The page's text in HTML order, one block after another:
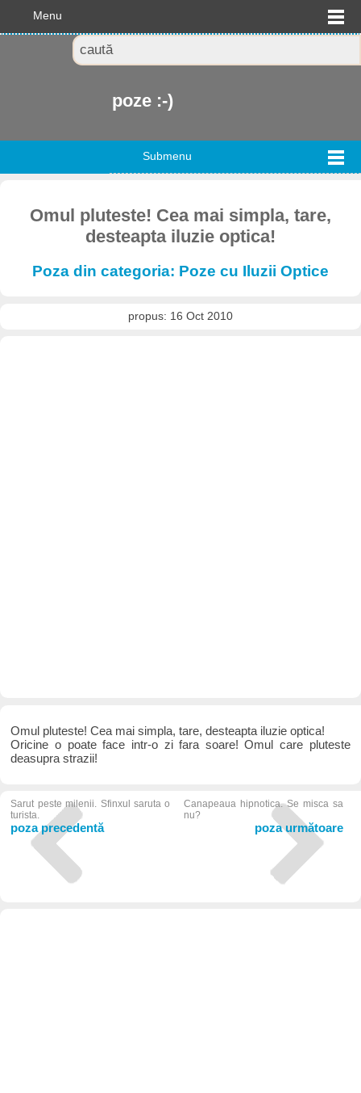
Menu
poze :-)
Submenu
Omul pluteste! Cea mai simpla, tare,
desteapta iluzie optica!
Poza din categoria: Poze cu Iluzii Optice
propus: 16 Oct 2010
Omul pluteste! Cea mai simpla, tare, desteapta iluzie optica!
Oricine o poate face intr-o zi fara soare! Omul care pluteste
deasupra strazii!
Sarut peste milenii. Sfinxul saruta o
turista.
poza precedentă
Canapeaua hipnotica. Se misca sa
nu?
poza următoare